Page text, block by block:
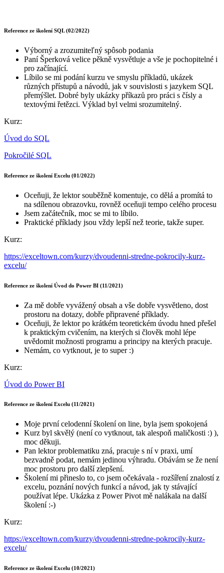
Reference ze školení SQL (02/2022)
Výborný a zrozumiteľný spôsob podania
Paní Šperková velice pěkně vysvětluje a vše je pochopitelné i
pro začínající.
Líbilo se mi podání kurzu ve smyslu příkladů, ukázek
různých přístupů a návodů, jak v souvislosti s jazykem SQL
přemýšlet. Dobré byly ukázky příkazů pro práci s čísly a
textovými řetězci. Výklad byl velmi srozumitelný.
Kurz:
Úvod do SQL
Pokročilé SQL
Reference ze školení Excelu (01/2022)
Oceňuji, že lektor souběžně komentuje, co dělá a promítá to
na sdílenou obrazovku, rovněž oceňuji tempo celého procesu
Jsem začátečník, moc se mi to líbilo.
Praktické příklady jsou vždy lepší než teorie, takže super.
Kurz:
https://exceltown.com/kurzy/dvoudenni-stredne-pokrocily-kurz-
excelu/
Reference ze školení Úvod do Power BI (11/2021)
Za mě dobře vyvážený obsah a vše dobře vysvětleno, dost
prostoru na dotazy, dobře připravené příklady.
Oceňuji, že lektor po krátkém teoretickém úvodu hned přešel
k praktickým cvičením, na kterých si člověk mohl lépe
uvědomit možnosti programu a principy na kterých pracuje.
Nemám, co vytknout, je to super :)
Kurz:
Úvod do Power BI
Reference ze školení Excelu (11/2021)
Moje první celodenní školení on line, byla jsem spokojená
Kurz byl skvělý (není co vytknout, tak alespoň maličkosti :) ),
moc děkuji.
Pan lektor problematiku zná, pracuje s ní v praxi, umí
bezvadně podat, nemám jedinou výhradu. Obávám se že není
moc prostoru pro další zlepšení.
Školení mi přineslo to, co jsem očekávala - rozšíření znalostí z
excelu, poznání nových funkcí a návod, jak ty stávající
používat lépe. Ukázka z Power Pivot mě nalákala na další
školení :-)
Kurz:
https://exceltown.com/kurzy/dvoudenni-stredne-pokrocily-kurz-
excelu/
Reference ze školení Excelu (10/2021)